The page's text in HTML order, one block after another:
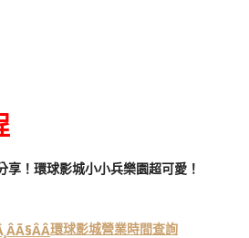
環球影城營業時間查詢